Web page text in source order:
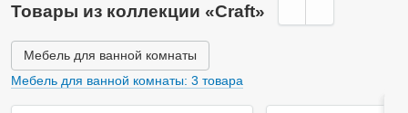
а
и
ч
и
и
Товары из коллекции «Craft»
Мебель для ванной комнаты
Мебель для ванной комнаты: 3 товара